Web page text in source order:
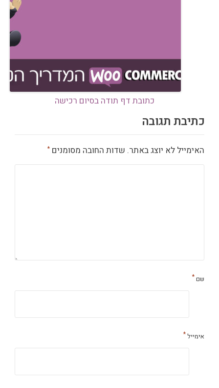
כתובת דף תודה בסיום רכישה
כתיבת תגובה
האימייל לא יוצג באתר. שדות החובה מסומנים *
שם*
אימייל*